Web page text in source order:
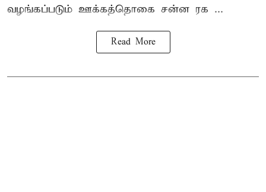
வழங்கப்படும் ஊக்கத்தொகை சன்ன ரக ...
Read More